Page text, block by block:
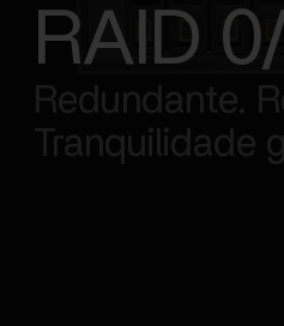
RAID
Redundante.
Tranquilidade